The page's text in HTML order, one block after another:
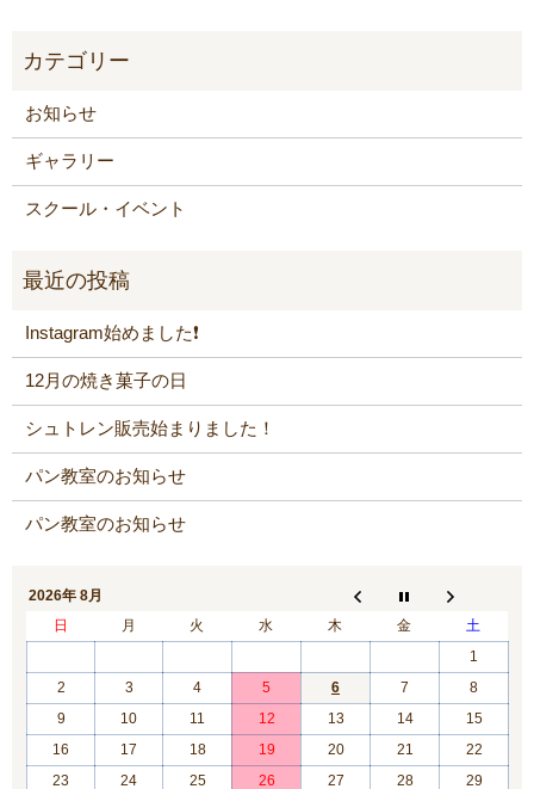
お知らせ
ギャラリー
スクール・イベント
Instagram始めました❗️
12月の焼き菓子の日
シュトレン販売始まりました！
パン教室のお知らせ
パン教室のお知らせ
2026年 8月
日
月 火 水 木 金
土
1
2
3 4 5 6 7
8
9
10 11 12 13 14
15
16
17 18 19 20 21
22
23
24 25 26 27 28 29